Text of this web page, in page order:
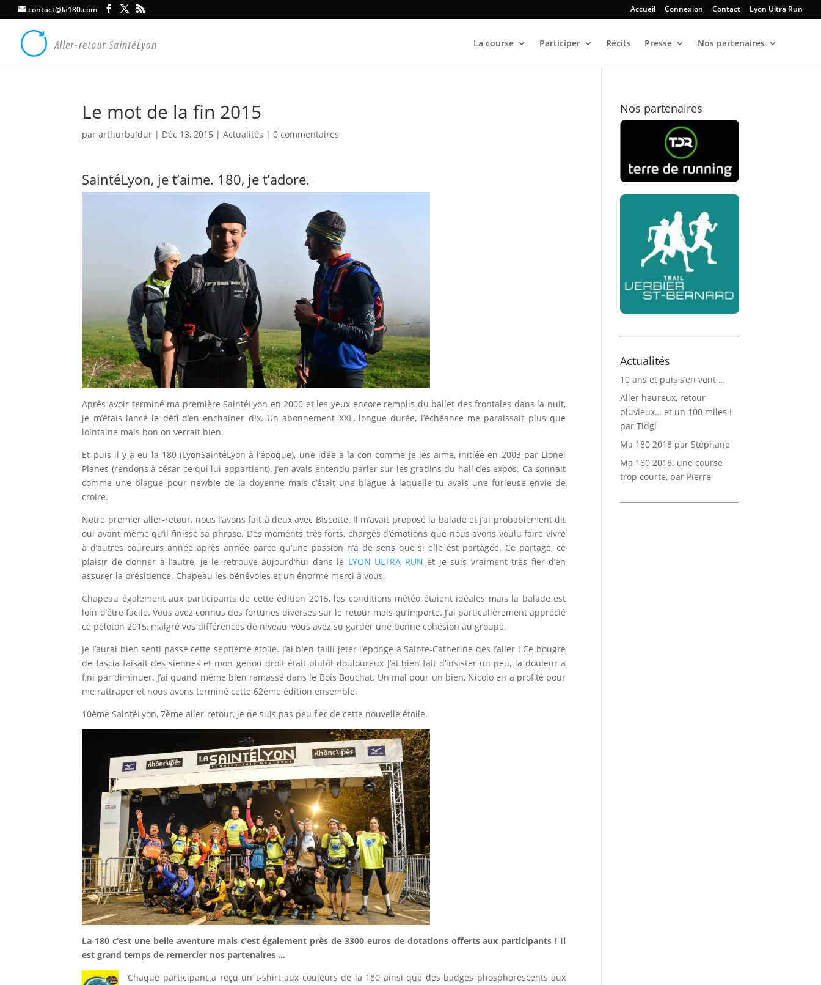
contact@la180.com Accueil Connexion Contact Lyon Ultra Run
La course Participer Récits Presse Nos partenaires
Le mot de la fin 2015
pararthurbaldur | Déc 13, 2015 |Actualités |0 commentaires
SaintéLyon, je t’aime. 180, je t’adore.
Après avoir terminé ma première SaintéLyon en 2006 et les yeux encore remplis du ballet des frontales dans la nuit,
je m’étais lancé le défi d’en enchainer dix. Un abonnement XXL, longue durée, l’échéance me paraissait plus que
lointaine mais bon on verrait bien.
Et puis il y a eu la 180 (LyonSaintéLyon à l’époque), une idée à la con comme je les aime, initiée en 2003 par Lionel
Planes (rendons à césar ce qui lui appartient). J’en avais entendu parler sur les gradins du hall des expos. Ca sonnait
comme une blague pour newbie de la doyenne mais c’était une blague à laquelle tu avais une furieuse envie de
croire.
Notre premier aller-retour, nous l’avons fait à deux avec Biscotte. Il m’avait proposé la balade et j’ai probablement dit
oui avant même qu’il finisse sa phrase. Des moments très forts, chargés d’émotions que nous avons voulu faire vivre
à d’autres coureurs année après année parce qu’une passion n’a de sens que si elle est partagée. Ce partage, ce
plaisir de donner à l’autre, je le retrouve aujourd’hui dans le LYON ULTRA RUN et je suis vraiment très fier d’en
assurer la présidence. Chapeau les bénévoles et un énorme merci à vous.
Chapeau également aux participants de cette édition 2015, les conditions météo étaient idéales mais la balade est
loin d’être facile. Vous avez connus des fortunes diverses sur le retour mais qu’importe. J’ai particulièrement apprécié
ce peloton 2015, malgré vos différences de niveau, vous avez su garder une bonne cohésion au groupe.
Je l’aurai bien senti passé cette septième étoile. J’ai bien failli jeter l’éponge à Sainte-Catherine dès l’aller ! Ce bougre
de fascia faisait des siennes et mon genou droit était plutôt douloureux J’ai bien fait d’insister un peu, la douleur a
fini par diminuer. J’ai quand même bien ramassé dans le Bois Bouchat. Un mal pour un bien, Nicolo en a profité pour
me rattraper et nous avons terminé cette 62ème édition ensemble.
10ème SaintéLyon, 7ème aller-retour, je ne suis pas peu fier de cette nouvelle étoile.
La 180 c’est une belle aventure mais c’est également près de 3300 euros de dotations offerts aux participants ! Il
est grand temps de remercier nos partenaires …
Chaque participant a reçu un t-shirt aux couleurs de la 180 ainsi que des badges phosphorescents aux
Nos partenaires
Actualités
10 ans et puis s’en vont …
Aller heureux, retour
pluvieux… et un 100 miles !
par Tidgi
Ma 180 2018 par Stéphane
Ma 180 2018: une course
trop courte, par Pierre